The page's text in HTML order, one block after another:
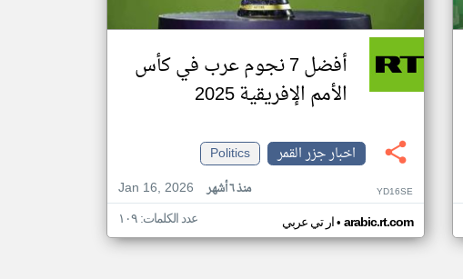
أفضل 7 نجوم عرب في كأس
الأمم الإفريقية 2025
اخبار جزر القمر
Politics
Jan 16, 2026
منذ ٦ أشهر YD16SE
ار تي عربي• arabic.rt.com عدد الكلمات: ١٠٩